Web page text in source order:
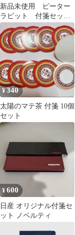
新品未使用 ピーター
ラビット 付箋セッ
ト だらだらアニマ
ル ねこ 合計2点セッ
ト
¥340
太陽のマテ茶 付箋 10個
セット
¥600
日産 オリジナル付箋セ
ット ノベルティ